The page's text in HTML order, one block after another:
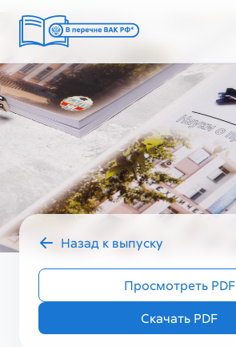
УЗ ГУМ VIII (72)
Назад к выпуску
Просмотреть PDF
Скачать PDF